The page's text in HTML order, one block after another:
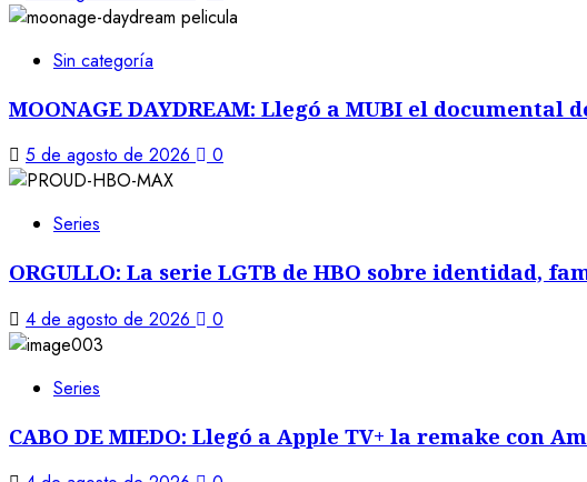
Sin categoría
MOONAGE DAYDREAM: Llegó a MUBI el documental
5 de agosto de 2026 0
Series
ORGULLO: La serie LGTB de HBO sobre identidad,
4 de agosto de 2026 0
Series
CABO DE MIEDO: Llegó a Apple TV+ la remake con